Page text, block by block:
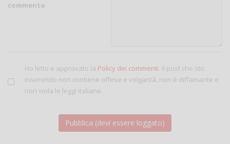
commento
Ho letto e approvato la Policy dei commenti. Il post che sto
inserendo non contiene offese e volgarità, non è diffamante e
non viola le leggi italiane.